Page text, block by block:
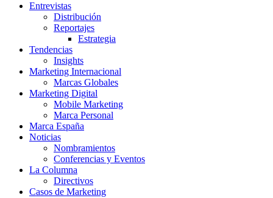
Entrevistas
Distribución
Reportajes
Estrategia
Tendencias
Insights
Marketing Internacional
Marcas Globales
Marketing Digital
Mobile Marketing
Marca Personal
Marca España
Noticias
Nombramientos
Conferencias y Eventos
La Columna
Directivos
Casos de Marketing